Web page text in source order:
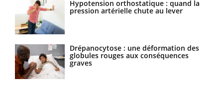
Hypotension orthostatique : quand la
pression artérielle chute au lever
Drépanocytose : une déformation des
globules rouges aux conséquences
graves